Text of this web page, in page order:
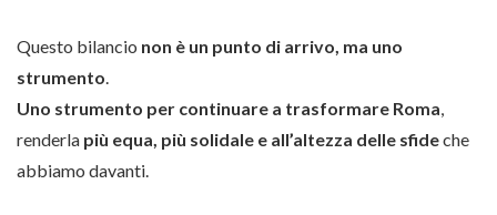
Questo bilancio non è un punto di arrivo, ma uno
strumento
Uno strumento per continuare a trasformare Roma
renderla più equa, più solidale e all’altezza delle sfideche
abbiamo davanti.